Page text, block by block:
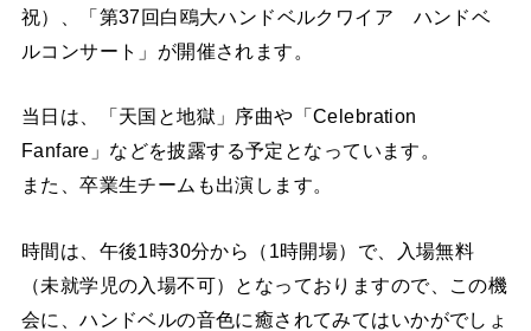
祝）、「第37回白鴎大ハンドベルクワイア ハンドベ
ルコンサート」が開催されます。
当日は、「天国と地獄」序曲や「Celebration
Fanfare」などを披露する予定となっています。
また、卒業生チームも出演します。
時間は、午後1時30分から（1時開場）で、入場無料
（未就学児の入場不可）となっておりますので、この機
会に、ハンドベルの音色に癒されてみてはいかがでしょ